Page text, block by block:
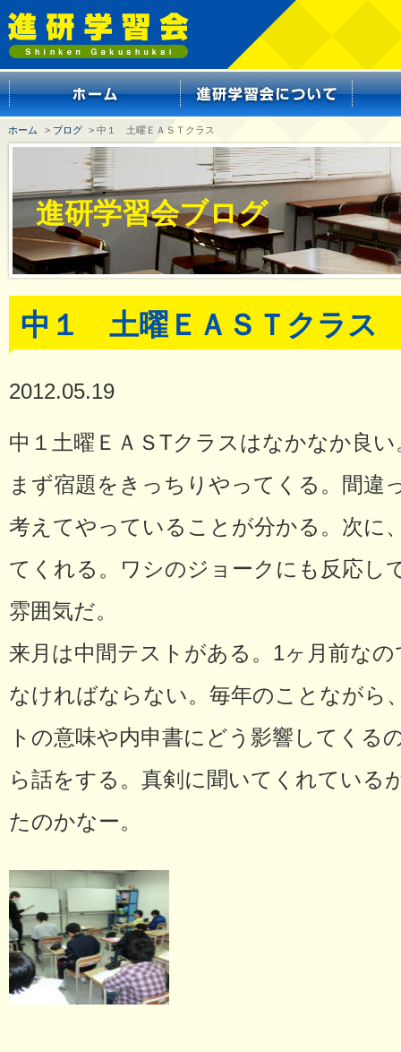
ホーム > ブログ > 中１ 土曜ＥＡＳＴクラス
進研学習会ブログ
中１ 土曜ＥＡＳＴクラス
2012.05.19
中１土曜ＥＡＳTクラスはなかなか良
まず宿題をきっちりやってくる。間違
考えてやっていることが分かる。次に
てくれる。ワシのジョークにも反応し
雰囲気だ。
来月は中間テストがある。1ヶ月前な
なければならない。毎年のことながら
トの意味や内申書にどう影響してく
ら話をする。真剣に聞いてくれている
たのかなー。